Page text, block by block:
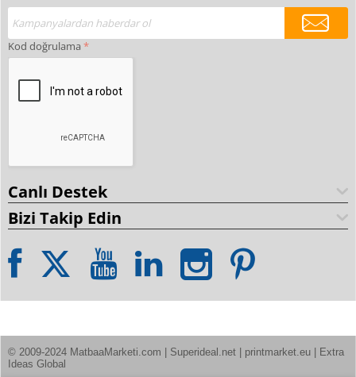
Kod doğrulama
Canlı Destek
Bizi Takip Edin
© 2009-2024 MatbaaMarketi.com | Superideal.net | printmarket.eu | Extra
Ideas Global